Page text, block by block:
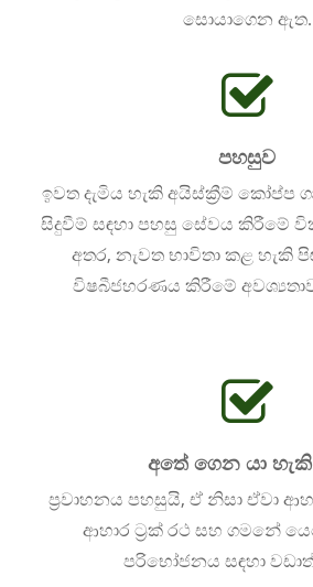
සොයාගෙන ඇත.
පහසුව
ඉවත දැමිය හැකි අයිස්ක්‍රීම් කෝප්ප
සිදුවීම් සඳහා පහසු සේවය කිරීමේ
අතර, නැවත භාවිතා කළ හැකි
විෂබීජහරණය කිරීමේ
අතේ ගෙන යා
ප්‍රවාහනය පහසුයි, ඒ නිසා ඒවා
ආහාර ට්‍රක් රථ සහ ගමනේ
පරිභෝජනය සඳහා